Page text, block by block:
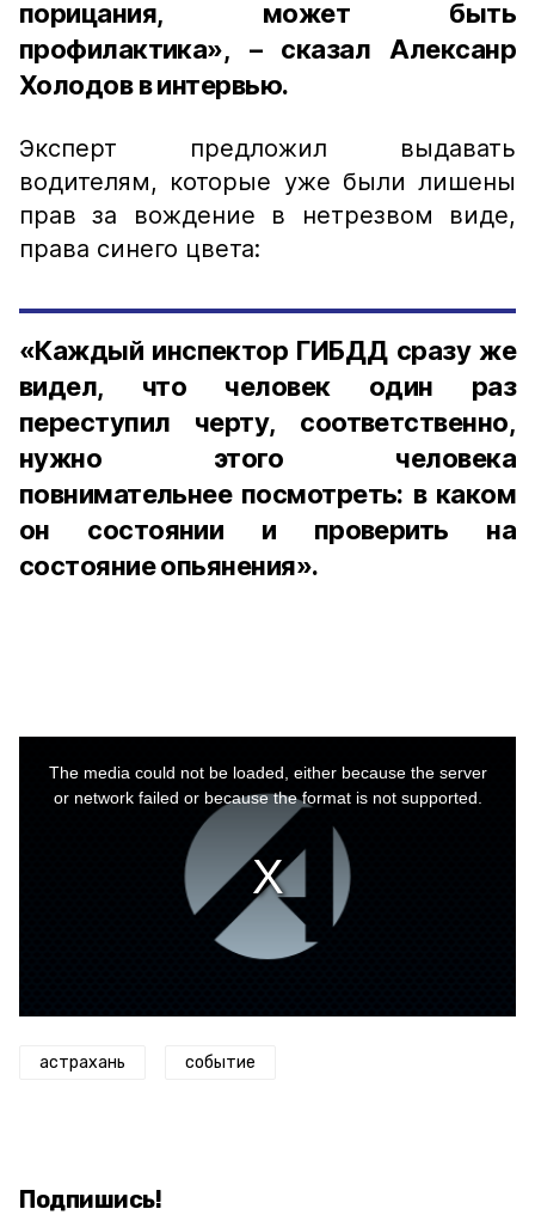
порицания, может быть
профилактика», – сказал Алексанр
Холодов в интервью.
Эксперт предложил выдавать
водителям, которые уже были лишены
прав за вождение в нетрезвом виде,
права синего цвета:
«Каждый инспектор ГИБДД сразу же
видел, что человек один раз
переступил черту, соответственно,
нужно этого человека
повнимательнее посмотреть: в каком
он состоянии и проверить на
состояние опьянения».
The media could not be loaded, either because the server
or network failed or because the format is not supported.
астрахань событие
Подпишись!